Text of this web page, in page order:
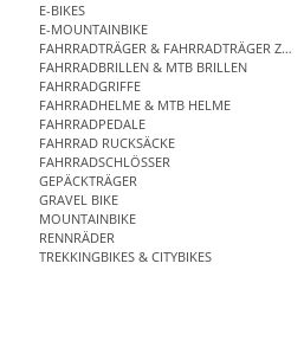
E-BIKES
E-MOUNTAINBIKE
FAHRRADTRÄGER & FAHRRADTRÄGER
FAHRRADBRILLEN & MTB BRILLEN
FAHRRADGRIFFE
FAHRRADHELME & MTB HELME
FAHRRADPEDALE
FAHRRAD RUCKSÄCKE
FAHRRADSCHLÖSSER
GEPÄCKTRÄGER
GRAVEL BIKE
MOUNTAINBIKE
RENNRÄDER
TREKKINGBIKES & CITYBIKES